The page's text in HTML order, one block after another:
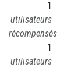
1
utilisateurs
récompensés
1
utilisateurs